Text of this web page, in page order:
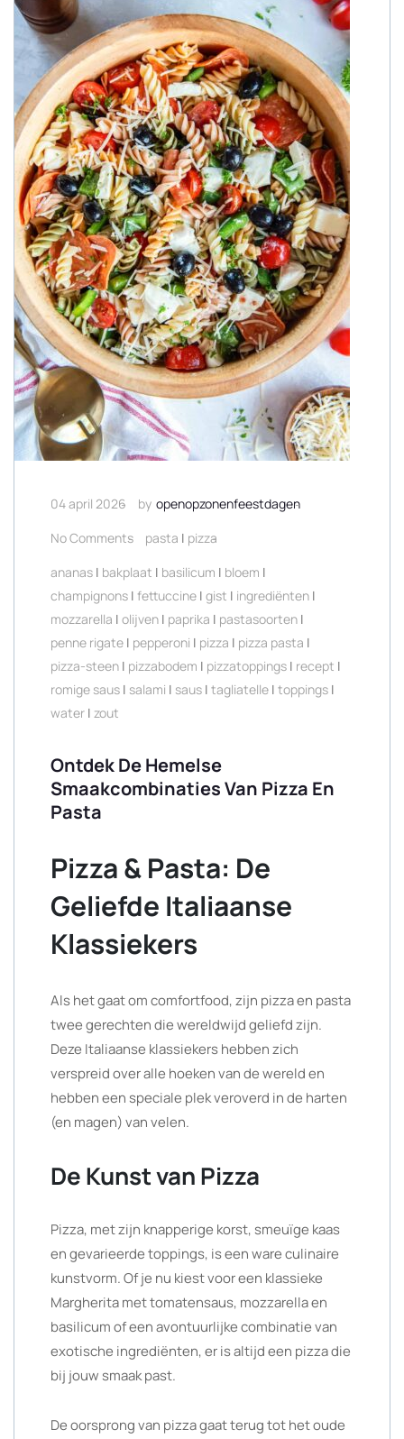
04 april 2026 by openopzonenfeestdagen
No Comments
pasta | pizza
ananas | bakplaat | basilicum | bloem |
champignons | fettuccine | gist | ingrediënten |
mozzarella | olijven | paprika | pastasoorten |
penne rigate | pepperoni | pizza | pizza pasta |
pizza-steen | pizzabodem | pizzatoppings | recept |
romige saus | salami | saus | tagliatelle | toppings |
water | zout
Ontdek De Hemelse
Smaakcombinaties Van Pizza En
Pasta
Pizza & Pasta: De
Geliefde Italiaanse
Klassiekers
Als het gaat om comfortfood, zijn pizza en pasta
twee gerechten die wereldwijd geliefd zijn.
Deze Italiaanse klassiekers hebben zich
verspreid over alle hoeken van de wereld en
hebben een speciale plek veroverd in de harten
(en magen) van velen.
De Kunst van Pizza
Pizza, met zijn knapperige korst, smeuïge kaas
en gevarieerde toppings, is een ware culinaire
kunstvorm. Of je nu kiest voor een klassieke
Margherita met tomatensaus, mozzarella en
basilicum of een avontuurlijke combinatie van
exotische ingrediënten, er is altijd een pizza die
bij jouw smaak past.
De oorsprong van pizza gaat terug tot het oude